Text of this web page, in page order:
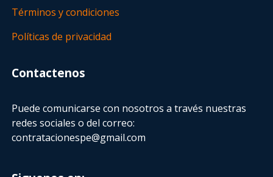
Términos y condiciones
Políticas de privacidad
Contactenos
Puede comunicarse con nosotros a través nuestras
redes sociales o del correo:
contratacionespe@gmail.com